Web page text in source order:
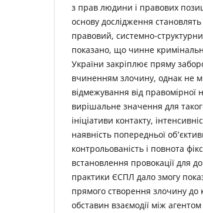
з прав людини і правових
основу дослідження
правовий, системно-
показано, що чинне
України закріплює пряму
вчиненням злочину, однак не
відмежування від правомірної
вирішальне значення для
ініціативи контакту,
наявність попередньої
контрольованість і повнота
встановлення провокації для
практики ЄСПЛ дало змогу
прямого створення злочину до
обставин взаємодії між